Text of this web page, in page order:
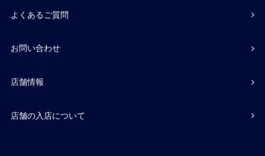
よくあるご質問
お問い合わせ
店舗情報
店舗の入店について